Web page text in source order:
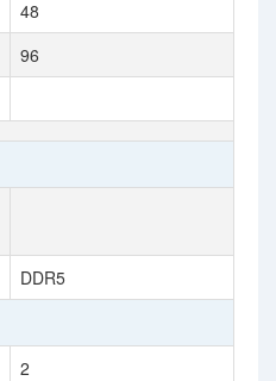
48
96
DDR5
2